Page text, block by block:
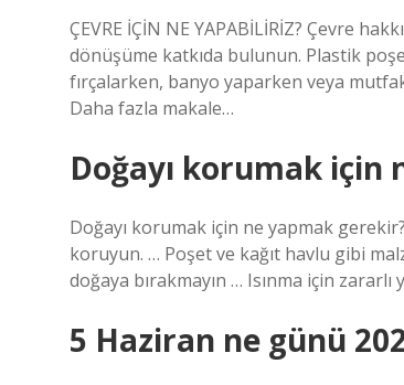
ÇEVRE İÇİN NE YAPABİLİRİZ? Çevre
dönüşüme katkıda bulunun. Plastik
fırçalarken, banyo yaparken veya
Daha fazla makale…
Doğayı korumak için
Doğayı korumak için ne yapmak
koruyun. … Poşet ve kağıt havlu gibi
doğaya bırakmayın … Isınma için zararlı
5 Haziran ne günü